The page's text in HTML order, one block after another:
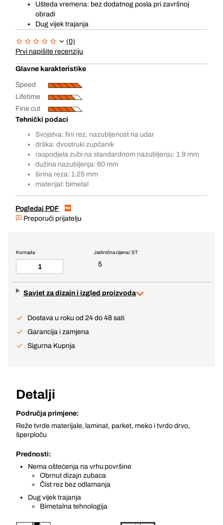
Ušteda vremena: bez dodatnog posla pri završnoj
obradi
Dug vijek trajanja
(0)
Prvi napišite recenziju
Glavne karakteristike
Speed
Lifetime
Fine cut
Tehnički podaci
Svojstva: fini rez, nazubljenost na udar
drška: dvostruki zupčanik
raspodjela zubi na standardnom nazubljenju: 1.9 mm
dužina nazubljenja: 60 mm
širina reza: 1.25 mm
materijal: bimetal
Pogledaj PDF
Preporuči prijatelju
Jedinična cijena / ST
5
Komada
Savjet za dizajn i izgled proizvoda
Dostava u roku od 24 do 48 sati
Garancija i zamjena
Sigurna Kupnja
Detalji
Područja primjene:
Reže tvrde materijale, laminat, parket, meko i tvrdo drvo,
šperploču
Prednosti:
Nema oštećenja na vrhu površine
Obrnut dizajn zubaca
Čist rez bez odlamanja
Dug vijek trajanja
Bimetalna tehnologija